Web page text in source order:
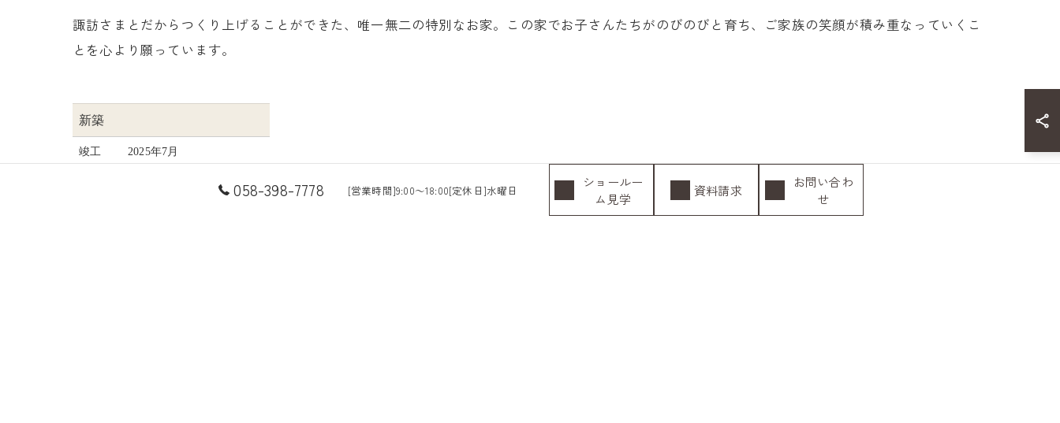
諏訪さまとだからつくり上げることができた、唯一無二の特別なお家。この家でお子さんたちがのびのびと育ち、ご家族の笑顔が積み重なっていくこ
とを心より願っています。
新築
竣工 2025年7月
木造在来工法2階建て 058-398-7778 [営業時間]9:00～18:00[定休日]水曜日
ショールー
ム見学
資料請求
お問い合わ
せ